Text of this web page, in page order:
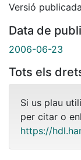
Versió publicada
Data de
2006-06-23
Tots els
Si us plau
per citar o
https://